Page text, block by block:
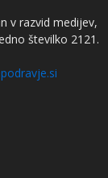
v razvid medijev,
številko 2121.